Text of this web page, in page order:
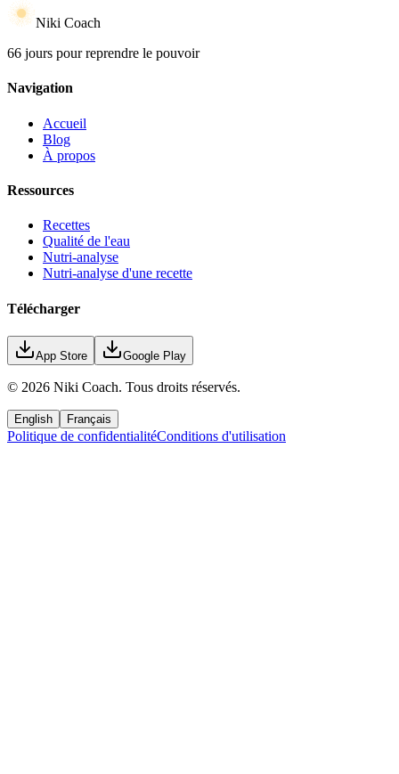
Niki Coach
66 jours pour reprendre le pouvoir
Navigation
Accueil
Blog
À propos
Ressources
Recettes
Qualité de l'eau
Nutri-analyse
Nutri-analyse d'une recette
Télécharger
App Store Google Play
© 2026 Niki Coach. Tous droits réservés.
English Français
Politique de confidentialitéConditions d'utilisation